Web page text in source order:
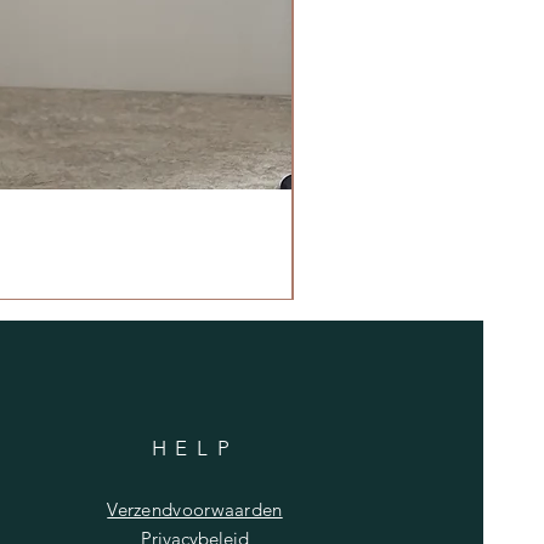
HELP
Verzendvoorwaarden
Privacybeleid